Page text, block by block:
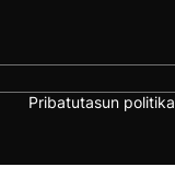
Pribatutasun politika